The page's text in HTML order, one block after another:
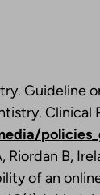
Guideline
Clinical
Riordan B,
of an